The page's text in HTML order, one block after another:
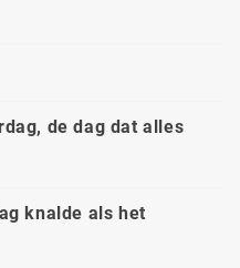
de dag dat alles
knalde als het